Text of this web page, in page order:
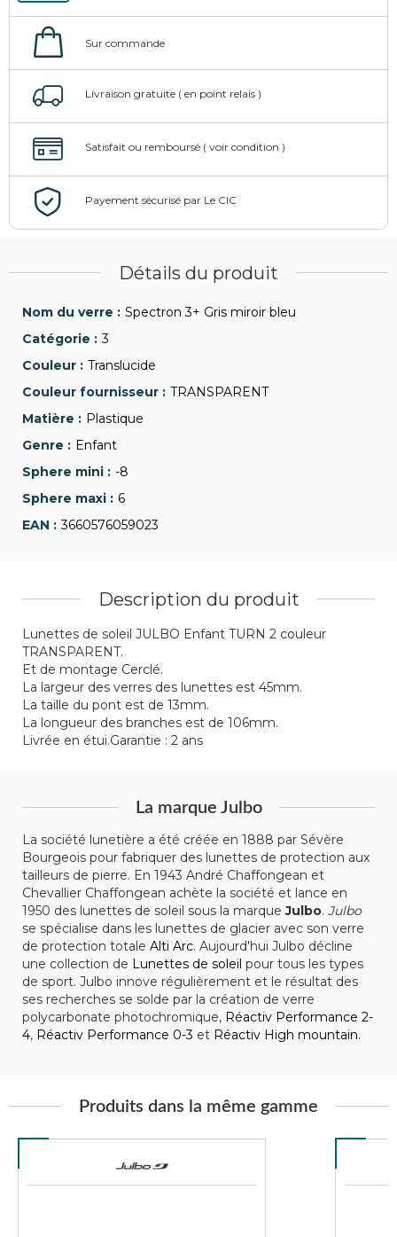
Détails du produit
Spectron 3+ Gris miroir bleu
3
Translucide
TRANSPARENT
Plastique
Enfant
-8
6
3660576059023
Description du produit
Lunettes de soleil JULBO Enfant TURN 2 couleur
TRANSPARENT.
Et de montage Cerclé.
La largeur des verres des lunettes est 45mm.
La taille du pont est de 13mm.
La longueur des branches est de 106mm.
Livrée en étui.Garantie : 2 ans
La marque Julbo
La société lunetière a été créée en 1888 par Sévère
Bourgeois pour fabriquer des lunettes de protection aux
tailleurs de pierre. En 1943 André Chaffongean et
Chevallier Chaffongean achète la société et lance en
1950 des lunettes de soleil sous la marqueJulbo. Julbo
se spécialise dans les lunettes de glacier avec son verre
de protection totale Alti Arc. Aujourd'hui Julbo décline
une collection de Lunettes de soleil pour tous les types
de sport. Julbo innove régulièrement et le résultat des
ses recherches se solde par la création de verre
polycarbonate photochromique, Réactiv Performance 2-
4, Réactiv Performance 0-3 et Réactiv High mountain.
Produits dans la même gamme